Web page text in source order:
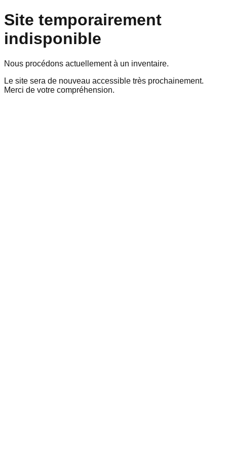
Site temporairement
indisponible
Nous procédons actuellement à un inventaire.
Le site sera de nouveau accessible très prochainement.
Merci de votre compréhension.